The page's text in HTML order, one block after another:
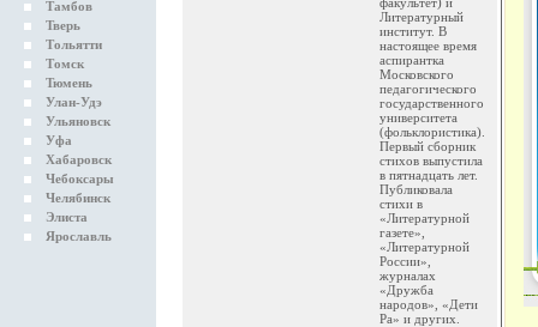
Тамбов
Тверь
Тольятти
Томск
Тюмень
Улан-Удэ
Ульяновск
Уфа
Хабаровск
Чебоксары
Челябинск
Элиста
Ярославль
Литературный
институт. В
настоящее время
аспирантка
Московского
педагогического
государственного
университета
(фольклористика).
Первый сборник
стихов выпустила
в пятнадцать лет.
Публиковала
стихи в
«Литературной
газете»,
«Литературной
России»,
журналах
«Дружба
народов», «Дети
Ра» и других.